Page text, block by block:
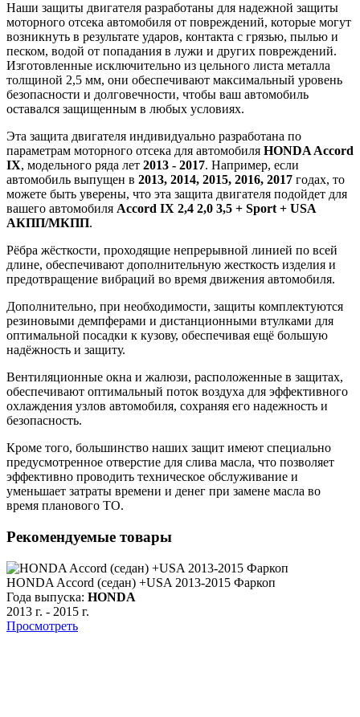
Наши защиты двигателя разработаны для надежной защиты
моторного отсека автомобиля от повреждений, которые могут
возникнуть в результате ударов, контакта с грязью, пылью и
песком, водой от попадания в лужи и других повреждений.
Изготовленные исключительно из цельного листа металла
толщиной 2,5 мм, они обеспечивают максимальный уровень
безопасности и долговечности, чтобы ваш автомобиль
оставался защищенным в любых условиях.
Эта защита двигателя индивидуально разработана по
параметрам моторного отсека для автомобиля HONDA Accord
IX, модельного ряда лет 2013 - 2017. Например, если
автомобиль выпущен в 2013, 2014, 2015, 2016, 2017 годах, то
можете быть уверены, что эта защита двигателя подойдет для
вашего автомобиля Accord IX 2,4 2,0 3,5 + Sport + USA
АКПП/МКПП.
Рёбра жёсткости, проходящие непрерывной линией по всей
длине, обеспечивают дополнительную жесткость изделия и
предотвращение вибраций во время движения автомобиля.
Дополнительно, при необходимости, защиты комплектуются
резиновыми демпферами и дистанционными втулками для
оптимальной посадки к кузову, обеспечивая ещё большую
надёжность и защиту.
Вентиляционные окна и жалюзи, расположенные в защитах,
обеспечивают оптимальный поток воздуха для эффективного
охлаждения узлов автомобиля, сохраняя его надежность и
безопасность.
Кроме того, большинство наших защит имеют специально
предусмотренное отверстие для слива масла, что позволяет
эффективно проводить техническое обслуживание и
уменьшает затраты времени и денег при замене масла во
время планового ТО.
Рекомендуемые товары
HONDA Accord (седан) +USA 2013-2015 Фаркоп
Года выпуска: HONDA
2013 г. - 2015 г.
Просмотреть